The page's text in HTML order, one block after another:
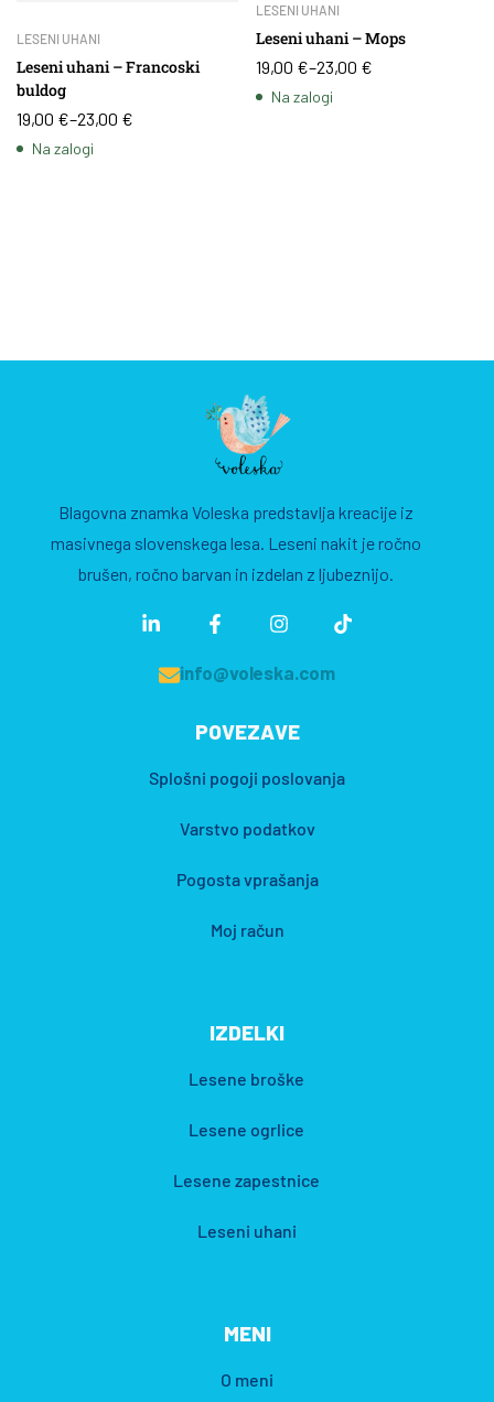
LESENI UHANI
Leseni uhani – Francoski
buldog
19,00 €–23,00 €
Na zalogi
LESENI UHANI
Leseni uhani – Mops
19,00 €–23,00 €
Na zalogi
Blagovna znamka Voleska predstavlja kreacije iz
masivnega slovenskega lesa. Leseni nakit je ročno
brušen, ročno barvan in izdelan z ljubeznijo.
info@voleska.com
POVEZAVE
Splošni pogoji poslovanja
Varstvo podatkov
Pogosta vprašanja
Moj račun
IZDELKI
Lesene broške
Lesene ogrlice
Lesene zapestnice
Leseni uhani
MENI
O meni